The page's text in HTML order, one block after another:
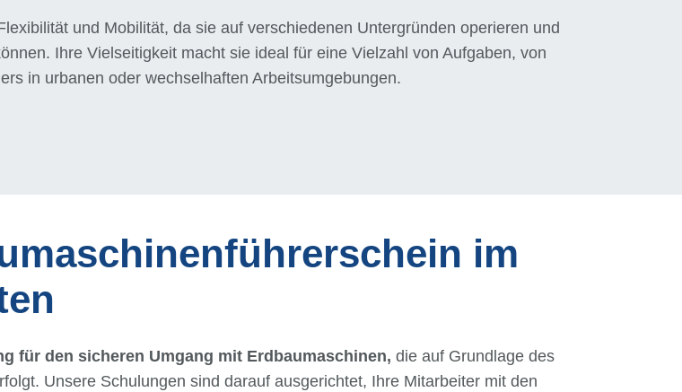
und Mobilität, da sie auf verschiedenen Untergründen operieren und
Ihre Vielseitigkeit macht sie ideal für eine Vielzahl von Aufgaben, von
in urbanen oder wechselhaften Arbeitsumgebungen.
im
für den sicheren Umgang mit Erdbaumaschinen, die auf Grundlage des
Unsere Schulungen sind darauf ausgerichtet, Ihre Mitarbeiter mit den